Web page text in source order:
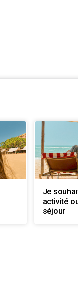
Je
activité
séjour